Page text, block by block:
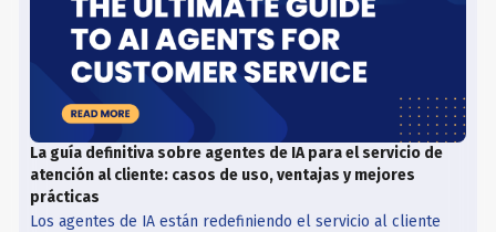
La guía definitiva sobre agentes de IA para el servicio de
atención al cliente: casos de uso, ventajas y mejores
prácticas
Los agentes de IA están redefiniendo el servicio al cliente